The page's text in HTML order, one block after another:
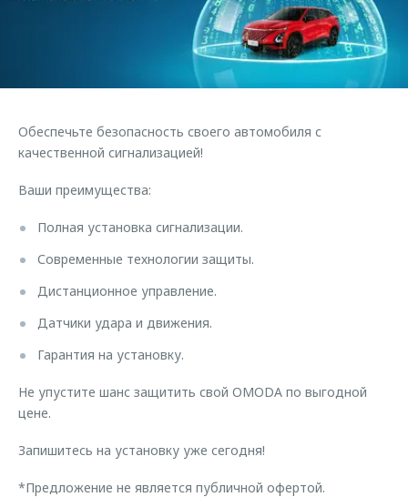
Оригинальные аксессуары
Калькулятор трейд-ин
Аксессуары
Одежда и сувениры
Обеспечьте безопасность своего автомобиля с
качественной сигнализацией!
Ваши преимущества:
Полная установка сигнализации.
Современные технологии защиты.
Дистанционное управление.
Датчики удара и движения.
Гарантия на установку.
Не упустите шанс защитить свой OMODA по выгодной
цене.
Запишитесь на установку уже сегодня!
*Предложение не является публичной офертой.